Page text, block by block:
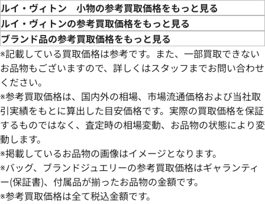
ルイ・ヴィトン モノグラムエクリプス キ
ーホルダードラゴンヌヴィヴィエンヌ チ
ャーム M01821
参考買取価格
ルイ・ヴィトン
キーホルダー
ルイ・ヴィトン 小物の参考買取価格をもっと見る
ルイ・ヴィトンの参考買取価格をもっと見る
ブランド品の参考買取価格をもっと見る
※記載している買取価格は参考です。また、一部買取できない
お品物もございますので、詳しくはスタッフまでお問い合わせ
ください。
※参考買取価格は、国内外の相場、市場流通価格および当社取
引実績をもとに算出した目安価格です。実際の買取価格を保証
するものではなく、査定時の相場変動、お品物の状態により変
動します。
※掲載しているお品物の画像はイメージとなります。
※バッグ、ブランドジュエリーの参考買取価格はギャランティ
ー(保証書)、付属品が揃ったお品物の金額です。
※参考買取価格は全て税込金額です。